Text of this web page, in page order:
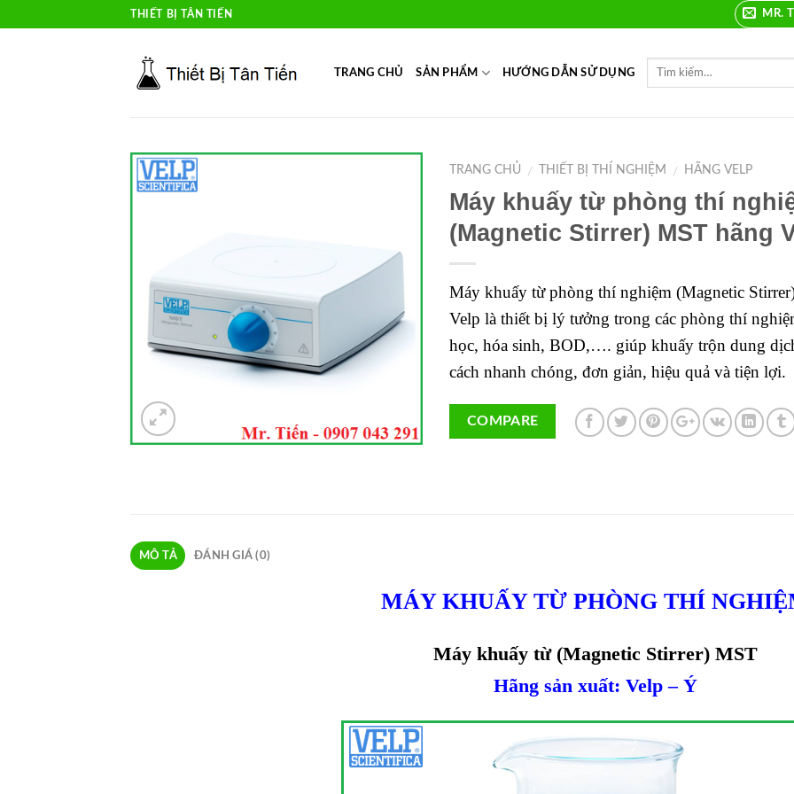
to
THIẾT BỊ TÂN TIẾN MR.
TRANG CHỦ SẢN PHẨM HƯỚNG DẪN SỬ DỤNG
TRANG CHỦ / THIẾT BỊ THÍ NGHIỆM / HÃNG VELP
Máy khuấy từ phòng thí
(Magnetic Stirrer) MST hãng
Máy khuấy từ phòng thí nghiệm (Magnetic
Velp là thiết bị lý tưởng trong các phòng thí
học, hóa sinh, BOD,…. giúp khuấy trộn dung
cách nhanh chóng, đơn giản, hiệu quả và tiện lợi.
COMPARE
MÔ TẢ ĐÁNH GIÁ (0)
MÁY KHUẤY TỪ PHÒNG THÍ
Máy khuấy từ (Magnetic Stirrer) MST
Hãng sản xuất: Velp – Ý